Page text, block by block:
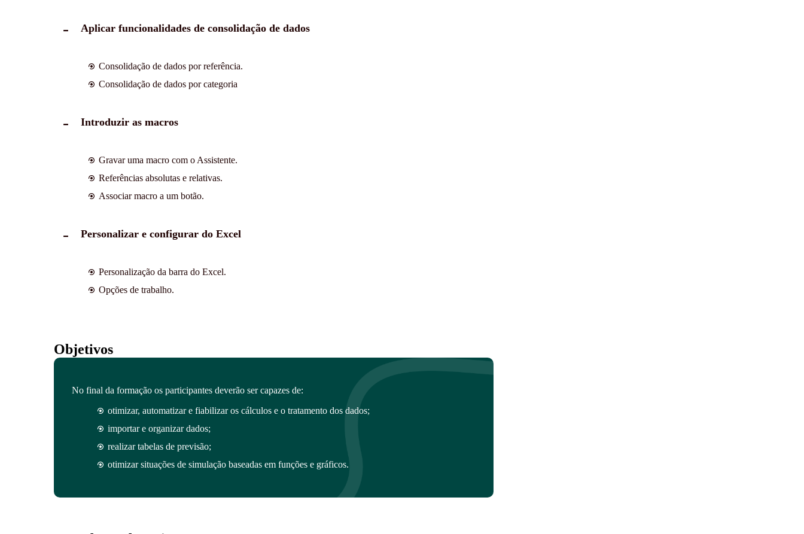
Aplicar funcionalidades de consolidação de dados
Consolidação de dados por referência.
Consolidação de dados por categoria
Introduzir as macros
Gravar uma macro com o Assistente.
Referências absolutas e relativas.
Associar macro a um botão.
Personalizar e configurar do Excel
Personalização da barra do Excel.
Opções de trabalho.
Objetivos
No final da formação os participantes deverão ser capazes de:
otimizar, automatizar e fiabilizar os cálculos e o tratamento dos dados;
importar e organizar dados;
realizar tabelas de previsão;
otimizar situações de simulação baseadas em funções e gráficos.